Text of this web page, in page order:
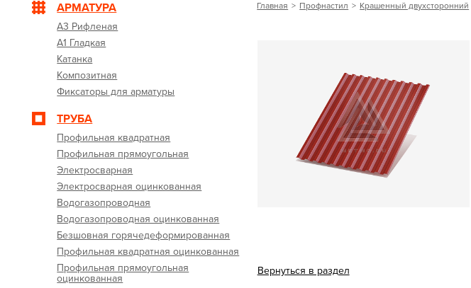
АРМАТУРА
А3 Рифленая
А1 Гладкая
Катанка
Композитная
Фиксаторы для арматуры
ТРУБА
Профильная квадратная
Профильная прямоугольная
Электросварная
Электросварная оцинкованная
Водогазопроводная
Водогазопроводная оцинкованная
Безшовная горячедеформированная
Профильная квадратная оцинкованная
Профильная прямоугольная
оцинкованная
Главная Профнастил Крашенный двухсторонний
Вернуться в раздел